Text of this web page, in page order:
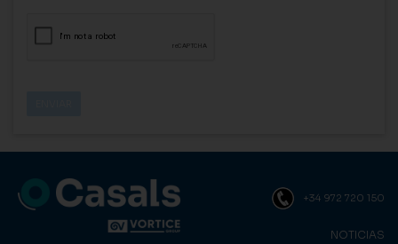
+34 972 720 150
NOTICIAS